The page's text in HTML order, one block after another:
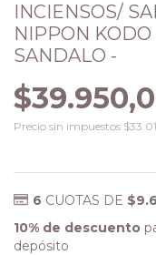
INCIENSOS/
NIPPON
SANDALO -
Precio sin impuestos
6 CUOTAS DE
10% de descuento
depósito